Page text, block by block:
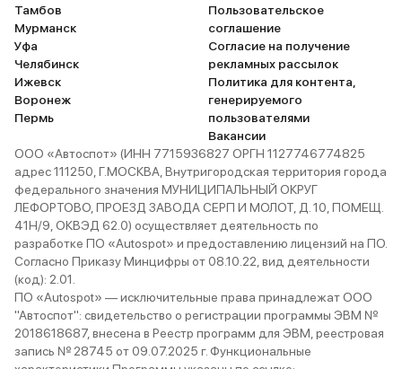
Тамбов
Мурманск
Уфа
Челябинск
Ижевск
Воронеж
Пермь
Пользовательское
соглашение
Согласие на получение
рекламных рассылок
Политика для контента,
генерируемого
пользователями
Вакансии
ООО «Автоспот» (ИНН 7715936827 ОРГН 1127746774825
адрес 111250, Г.МОСКВА, Внутригородская территория города
федерального значения МУНИЦИПАЛЬНЫЙ ОКРУГ
ЛЕФОРТОВО, ПРОЕЗД ЗАВОДА СЕРП И МОЛОТ, Д. 10, ПОМЕЩ.
41Н/9, ОКВЭД 62.0) осуществляет деятельность по
разработке ПО «Autospot» и предоставлению лицензий на ПО.
Согласно Приказу Минцифры от 08.10.22, вид деятельности
(код): 2.01.
ПО «Autospot» — исключительные права принадлежат ООО
"Автоспот": свидетельство о регистрации программы ЭВМ №
2018618687, внесена в Реестр программ для ЭВМ, реестровая
запись № 28745 от 09.07.2025 г. Функциональные